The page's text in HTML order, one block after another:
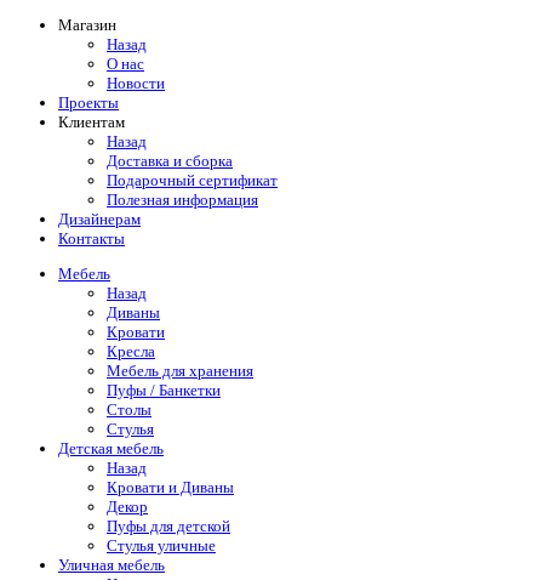
Магазин
Назад
О нас
Новости
Проекты
Клиентам
Назад
Доставка и сборка
Подарочный сертификат
Полезная информация
Дизайнерам
Контакты
Мебель
Назад
Диваны
Кровати
Кресла
Мебель для хранения
Пуфы / Банкетки
Столы
Стулья
Детская мебель
Назад
Кровати и Диваны
Декор
Пуфы для детской
Стулья уличные
Уличная мебель